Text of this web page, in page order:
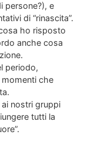
persone?), e
di “rinascita”.
ho risposto
anche cosa
periodo,
che
nostri gruppi
tutti la